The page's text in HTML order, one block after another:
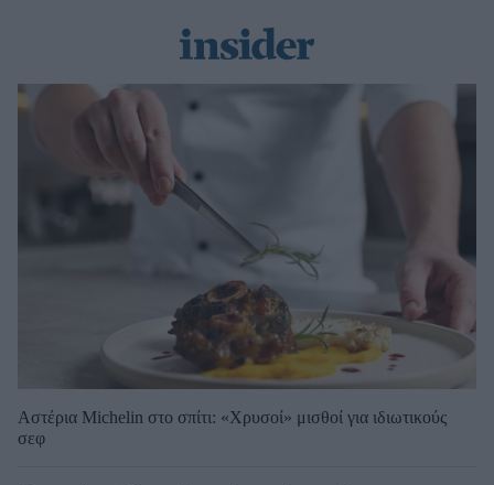
Αστέρια Michelin στο σπίτι: «Χρυσοί» μισθοί για ιδιωτικούς
σεφ